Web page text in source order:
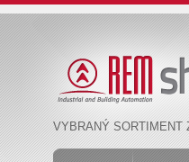
VYBRANÝ SORTIMENT